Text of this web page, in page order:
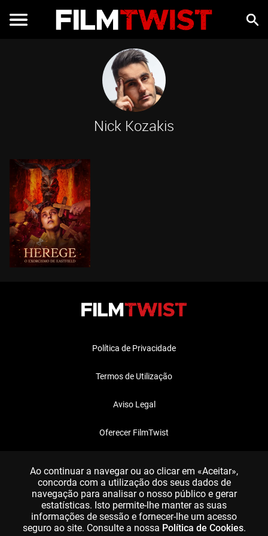
Nick Kozakis
Política de Privacidade
Termos de Utilização
Aviso Legal
Oferecer FilmTwist
Ao continuar a navegar ou ao clicar em «Aceitar»,
concorda com a utilização dos seus dados de
navegação para analisar o nosso público e gerar
estatísticas. Isto permite-lhe manter as suas
informações de sessão e fornecer-lhe um acesso
seguro ao site. Consulte a nossa Política de Cookies.